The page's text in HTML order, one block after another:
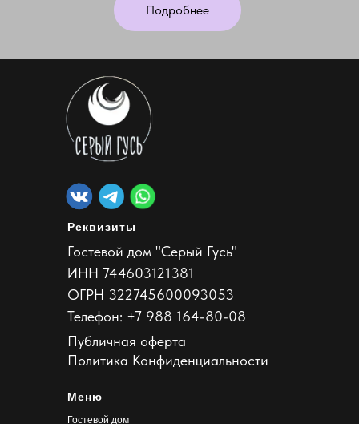
Подробнее
Меню
Реквизиты
Гостевой дом
Гостевой дом "Серый Гусь"
ИНН 744603121381
ОГРН 322745600093053
Телефон: +7 988 164-80-08
Публичная оферта
Политика Конфиденциальности